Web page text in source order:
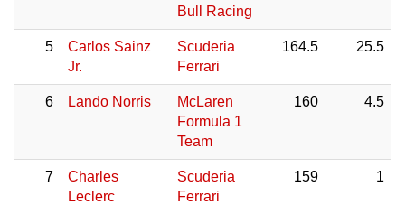
Bull Racing
5
Carlos Sainz
Jr.
Scuderia
Ferrari
164.5 25.5
6 Lando Norris
McLaren
Formula 1
Team
160 4.5
7
Charles
Leclerc
Scuderia
Ferrari
159 1